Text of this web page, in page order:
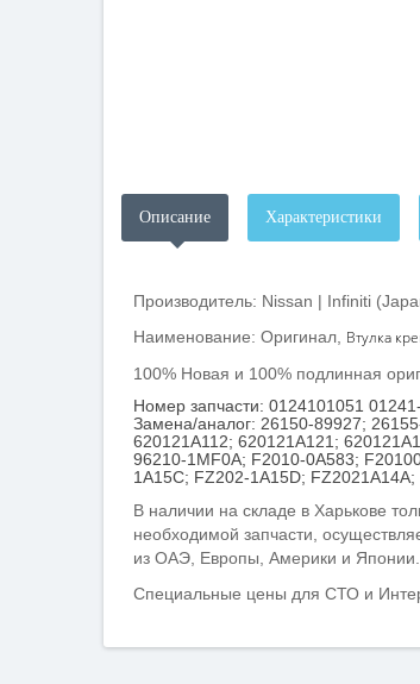
Описание Характеристики
Производитель: Nissan | Infiniti
Наименование: Оригинал, Втулка
100% Новая и 100% подлинная
Номер запчасти: 0124101051
Замена/аналог: 26150-89927;
620121A112; 620121A121;
96210-1MF0A; F2010-0A583;
1A15C; FZ202-1A15D;
В наличии на складе в Харькове
необходимой запчасти,
из ОАЭ, Европы, Америки и Японии.
Специальные цены для СТО и